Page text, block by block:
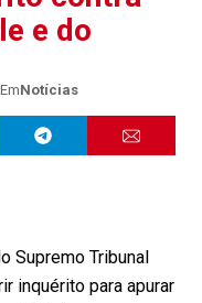
e do
EmNotícias
Supremo Tribunal
inquérito para apurar